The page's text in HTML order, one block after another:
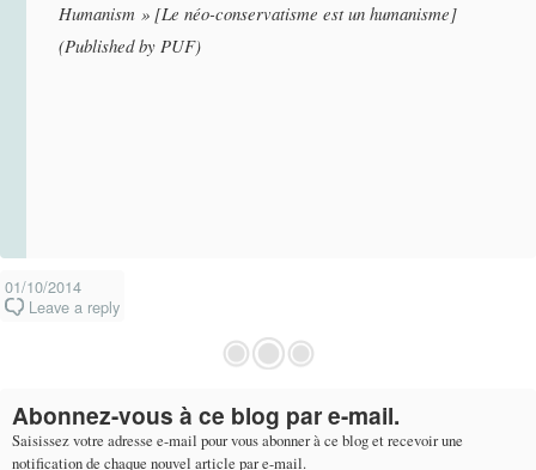
Humanism » [Le néo-conservatisme est un humanisme]
(Published by PUF)
01/10/2014
Leave a reply
Abonnez-vous à ce blog par e-mail.
Saisissez votre adresse e-mail pour vous abonner à ce blog et recevoir une
notification de chaque nouvel article par e-mail.